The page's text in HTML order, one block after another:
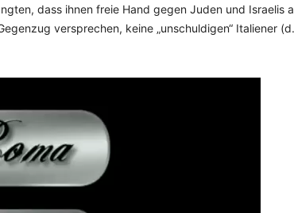
dass ihnen freie Hand gegen Juden und Israelis
versprechen, keine „unschuldigen“ Italiener (d.